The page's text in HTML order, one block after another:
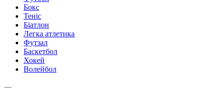
Бокс
Теніс
Біатлон
Легка атлетика
Футзал
Баскетбол
Хокей
Волейбол